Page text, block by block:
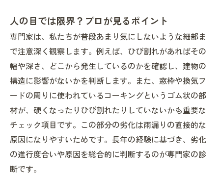
人の目では限界？プロが見るポイント
専門家は、私たちが普段あまり気にしないような細部ま
で注意深く観察します。例えば、ひび割れがあればその
幅や深さ、どこから発生しているのかを確認し、建物の
構造に影響がないかを判断します。また、窓枠や換気フ
ードの周りに使われているコーキングというゴム状の部
材が、硬くなったりひび割れたりしていないかも重要な
チェック項目です。この部分の劣化は雨漏りの直接的な
原因になりやすいためです。長年の経験に基づき、劣化
の進行度合いや原因を総合的に判断するのが専門家の診
断です。